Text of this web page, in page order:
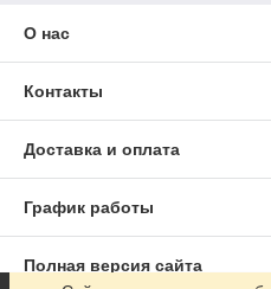
О нас
Контакты
Доставка и оплата
График работы
Полная версия сайта